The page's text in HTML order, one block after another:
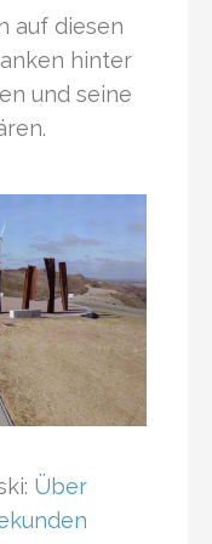
auf diesen
hinter
und seine
Über